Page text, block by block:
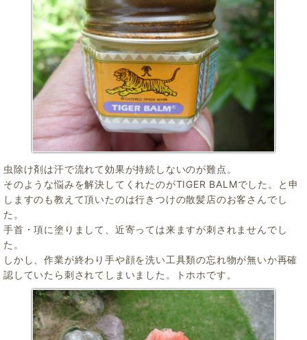
虫除け剤は汗で流れて効果が持続しないのが難点。
そのような悩みを解決してくれたのがTIGER BALMでした。と申
しますのも教えて頂いたのは行きつけの散髪店のお客さんでし
た。
手首・項に塗りまして、近寄っては来ますが刺されませんでし
た。
しかし、作業が終わり手や顔を洗い工具類の忘れ物が無いか再確
認していたら刺されてしまいました。トホホです。